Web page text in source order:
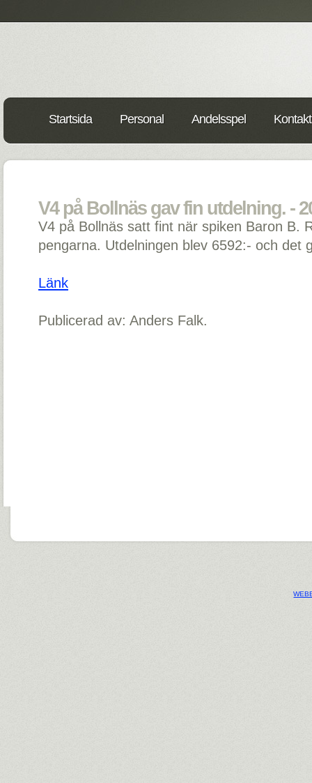
Startsida Personal Andelsspel
V4 på Bollnäs gav fin utdelning. -
V4 på Bollnäs satt fint när spiken Baron B.
pengarna. Utdelningen blev 6592:- och det
Länk
Publicerad av: Anders Falk.